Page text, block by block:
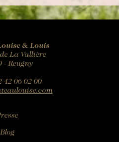
& Louis
La Vallière
- Reugny
42 06 02 00
Blog